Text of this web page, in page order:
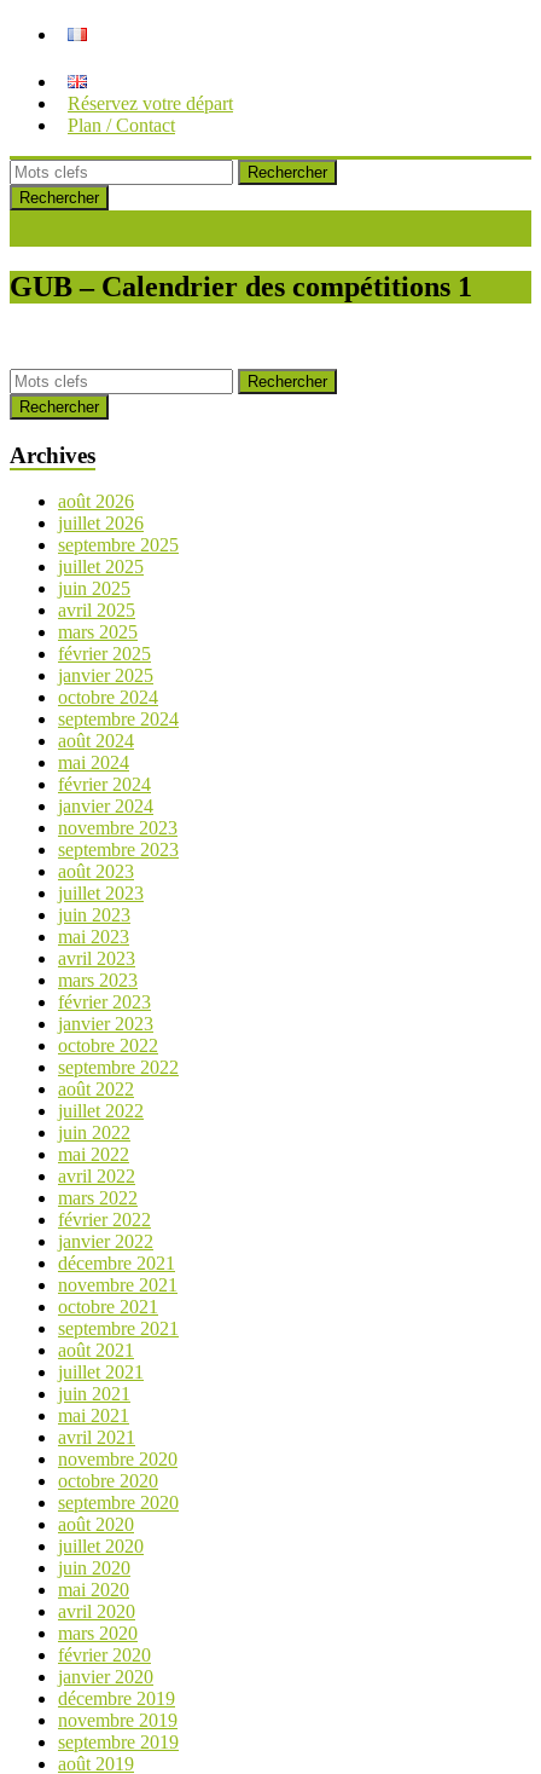
Réservez votre départ
Plan / Contact
Rechercher
GUB – Calendrier des compétitions 1
Rechercher
Archives
août 2026
juillet 2026
septembre 2025
juillet 2025
juin 2025
avril 2025
mars 2025
février 2025
janvier 2025
octobre 2024
septembre 2024
août 2024
mai 2024
février 2024
janvier 2024
novembre 2023
septembre 2023
août 2023
juillet 2023
juin 2023
mai 2023
avril 2023
mars 2023
février 2023
janvier 2023
octobre 2022
septembre 2022
août 2022
juillet 2022
juin 2022
mai 2022
avril 2022
mars 2022
février 2022
janvier 2022
décembre 2021
novembre 2021
octobre 2021
septembre 2021
août 2021
juillet 2021
juin 2021
mai 2021
avril 2021
novembre 2020
octobre 2020
septembre 2020
août 2020
juillet 2020
juin 2020
mai 2020
avril 2020
mars 2020
février 2020
janvier 2020
décembre 2019
novembre 2019
septembre 2019
août 2019